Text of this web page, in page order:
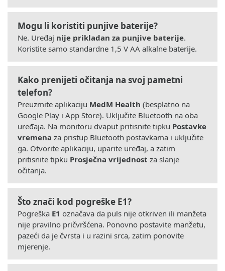
Mogu li koristiti punjive baterije?
Ne. Uređaj nije prikladan za punjive baterije.
Koristite samo standardne 1,5 V AA alkalne baterije.
Kako prenijeti očitanja na svoj pametni
telefon?
Preuzmite aplikaciju MedM Health (besplatno na
Google Play i App Store). Uključite Bluetooth na oba
uređaja. Na monitoru dvaput pritisnite tipku Postavke
vremena za pristup Bluetooth postavkama i uključite
ga. Otvorite aplikaciju, uparite uređaj, a zatim
pritisnite tipku Prosječna vrijednost za slanje
očitanja.
Što znači kod pogreške E1?
Pogreška E1 označava da puls nije otkriven ili manžeta
nije pravilno pričvršćena. Ponovno postavite manžetu,
pazeći da je čvrsta i u razini srca, zatim ponovite
mjerenje.